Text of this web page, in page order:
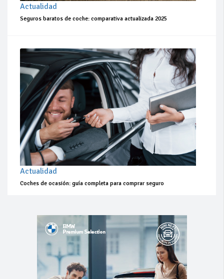
Actualidad
Seguros baratos de coche: comparativa actualizada 2025
Actualidad
Coches de ocasión: guía completa para comprar seguro